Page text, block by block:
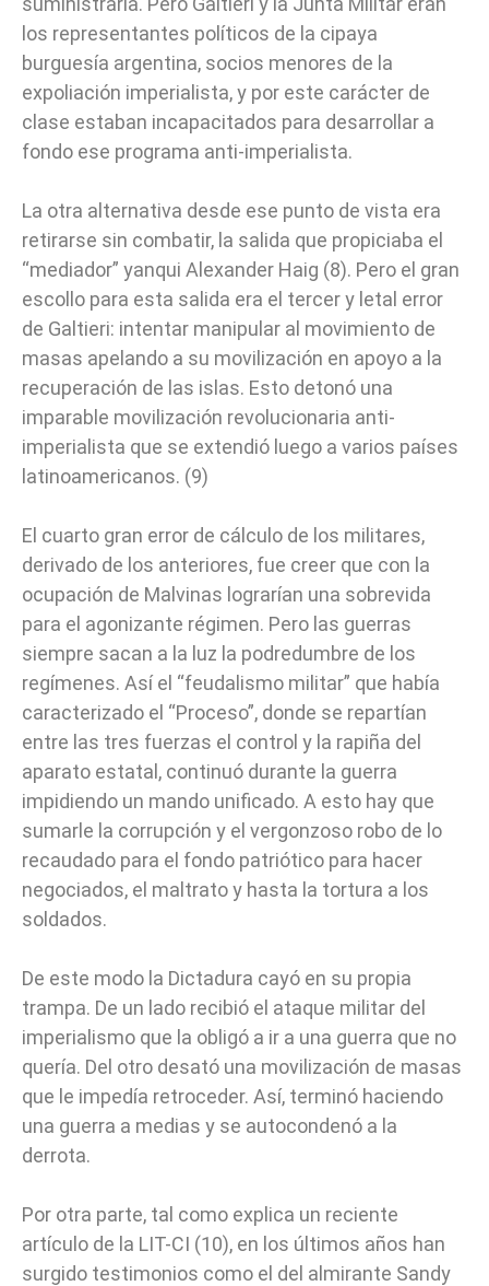
los representantes políticos de la cipaya
burguesía argentina, socios menores de la
expoliación imperialista, y por este carácter de
clase estaban incapacitados para desarrollar a
fondo ese programa anti-imperialista.
La otra alternativa desde ese punto de vista era
retirarse sin combatir, la salida que propiciaba el
“mediador” yanqui Alexander Haig (8). Pero el gran
escollo para esta salida era el tercer y letal error
de Galtieri: intentar manipular al movimiento de
masas apelando a su movilización en apoyo a la
recuperación de las islas. Esto detonó una
imparable movilización revolucionaria anti-
imperialista que se extendió luego a varios países
latinoamericanos. (9)
El cuarto gran error de cálculo de los militares,
derivado de los anteriores, fue creer que con la
ocupación de Malvinas lograrían una sobrevida
para el agonizante régimen. Pero las guerras
siempre sacan a la luz la podredumbre de los
regímenes. Así el “feudalismo militar” que había
caracterizado el “Proceso”, donde se repartían
entre las tres fuerzas el control y la rapiña del
aparato estatal, continuó durante la guerra
impidiendo un mando unificado. A esto hay que
sumarle la corrupción y el vergonzoso robo de lo
recaudado para el fondo patriótico para hacer
negociados, el maltrato y hasta la tortura a los
soldados.
De este modo la Dictadura cayó en su propia
trampa. De un lado recibió el ataque militar del
imperialismo que la obligó a ir a una guerra que no
quería. Del otro desató una movilización de masas
que le impedía retroceder. Así, terminó haciendo
una guerra a medias y se autocondenó a la
derrota.
Por otra parte, tal como explica un reciente
artículo de la LIT-CI (10), en los últimos años han
surgido testimonios como el del almirante Sandy